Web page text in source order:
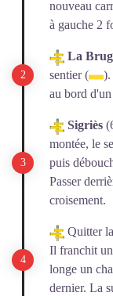
nouveau
à gauche 2
La
sentier (
).
au bord
Sigriès
montée, le
puis
Passer
croisement.
Quitter
Il franchit
longe un
dernier. La